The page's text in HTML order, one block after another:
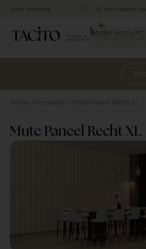
Stijlvol & functioneel
Dealer account
0
Home Producten Mute Paneel Recht XL
Mute Paneel Recht XL